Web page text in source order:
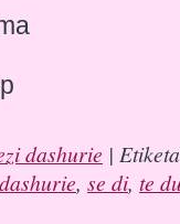
dashurie |
, se di, te